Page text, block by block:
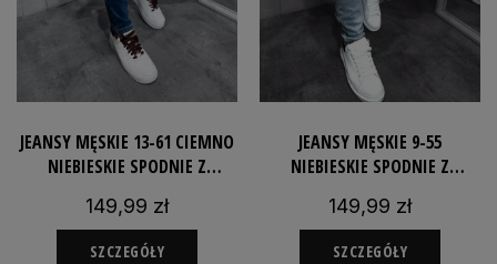
JEANSY MĘSKIE 13-61 CIEMNO
NIEBIESKIE SPODNIE Z
SLIMFIT
149,99 zł
SZCZEGÓŁY
JEANSY MĘSKIE 9-55
NIEBIESKIE SPODNIE Z
149,99 zł
SZCZEGÓŁY